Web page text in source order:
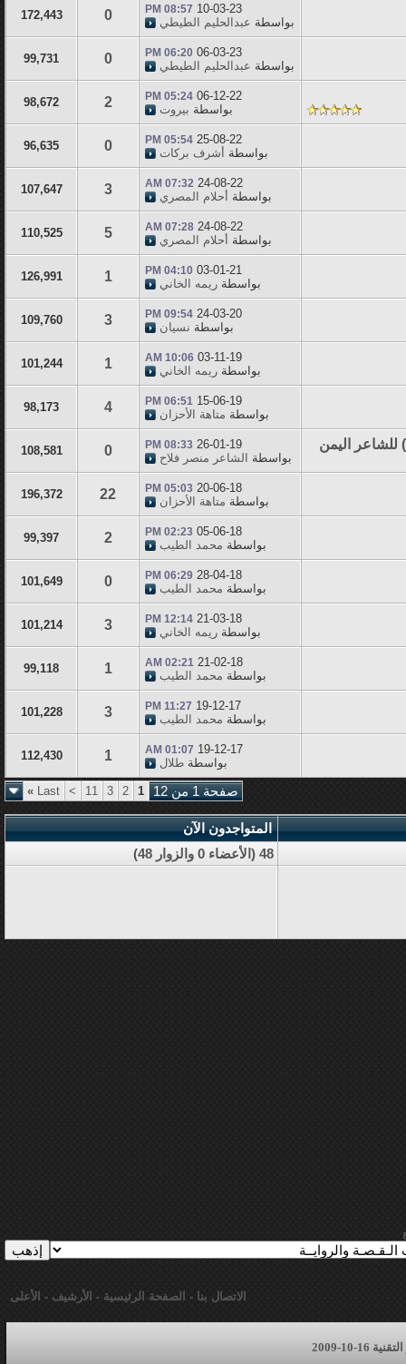
10-03-23
08:57 PM
بواسطة عبدالحليم الطيطي 0
172,443
06-03-23
06:20 PM
بواسطة عبدالحليم الطيطي 0
99,731
06-12-22
05:24 PM
بواسطة بيروت 2
98,672
25-08-22
05:54 PM
بواسطة أشرف بركات 0
96,635
24-08-22
07:32 AM
بواسطة أحلام المصري 3
107,647
24-08-22
07:28 AM
بواسطة أحلام المصري 5
110,525
03-01-21
04:10 PM
بواسطة ريمه الخاني 1
126,991
24-03-20
09:54 PM
بواسطة نسيان 3
109,760
03-11-19
10:06 AM
بواسطة ريمه الخاني 1
101,244
15-06-19
06:51 PM
بواسطة متاهة الأحزان 4
98,173
للشاعر اليمن 26-01-19
08:33 PM
بواسطة الشاعر منصر فلاح 0
108,581
20-06-18
05:03 PM
بواسطة متاهة الأحزان 22
196,372
05-06-18
02:23 PM
بواسطة محمد الطيب 2
99,397
28-04-18
06:29 PM
بواسطة محمد الطيب 0
101,649
21-03-18
12:14 PM
بواسطة ريمه الخاني 3
101,214
21-02-18
02:21 AM
بواسطة محمد الطيب 1
99,118
19-12-17
11:27 PM
بواسطة محمد الطيب 3
101,228
19-12-17
01:07 AM
بواسطة طلال 1
112,430
صفحة 1 من 12 1
2
3
11
>
Last
»
المتواجدون الآن
48 (الأعضاء 0 والزوار 48)
الاتصال بنا - الصفحة الرئيسية - الأرشيف - الأعلى
10-2009